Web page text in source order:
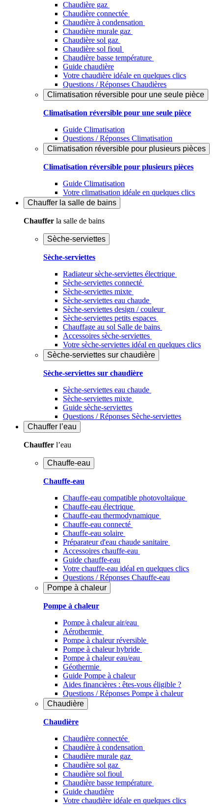
Chaudière gaz
Chaudière connectée
Chaudière à condensation
Chaudière murale gaz
Chaudière sol gaz
Chaudière sol fioul
Chaudière basse température
Guide chaudière
Votre chaudière idéale en quelques clics
Questions / Réponses Chaudières
Climatisation réversible pour une seule pièce
Climatisation réversible pour une seule pièce
Guide Climatisation
Questions / Réponses Climatisation
Climatisation réversible pour plusieurs pièces
Climatisation réversible pour plusieurs pièces
Guide Climatisation
Votre climatisation idéale en quelques clics
Chauffer la salle de bains
Chauffer la salle de bains
Sèche-serviettes
Sèche-serviettes
Radiateur sèche-serviettes électrique
Sèche-serviettes connecté
Sèche-serviettes mixte
Sèche-serviettes eau chaude
Sèche-serviettes design / couleur
Sèche-serviettes petits espaces
Chauffage au sol Salle de bains
Accessoires sèche-serviettes
Votre sèche-serviettes idéal en quelques clics
Sèche-serviettes sur chaudière
Sèche-serviettes sur chaudière
Sèche-serviettes eau chaude
Sèche-serviettes mixte
Guide sèche-serviettes
Questions / Réponses Sèche-serviettes
Chauffer l’eau
Chauffer l’eau
Chauffe-eau
Chauffe-eau
Chauffe-eau compatible photovoltaïque
Chauffe-eau électrique
Chauffe-eau thermodynamique
Chauffe-eau connecté
Chauffe-eau solaire
Préparateur d'eau chaude sanitaire
Accessoires chauffe-eau
Guide chauffe-eau
Votre chauffe-eau idéal en quelques clics
Questions / Réponses Chauffe-eau
Pompe à chaleur
Pompe à chaleur
Pompe à chaleur air/eau
Aérothermie
Pompe à chaleur réversible
Pompe à chaleur hybride
Pompe à chaleur​ eau/eau
Géothermie
Guide Pompe à chaleur
Aides financières : êtes-vous éligible ?
Questions / Réponses Pompe à chaleur
Chaudière
Chaudière
Chaudière connectée
Chaudière à condensation
Chaudière murale gaz
Chaudière sol gaz
Chaudière sol fioul
Chaudière basse température
Guide chaudière
Votre chaudière idéale en quelques clics